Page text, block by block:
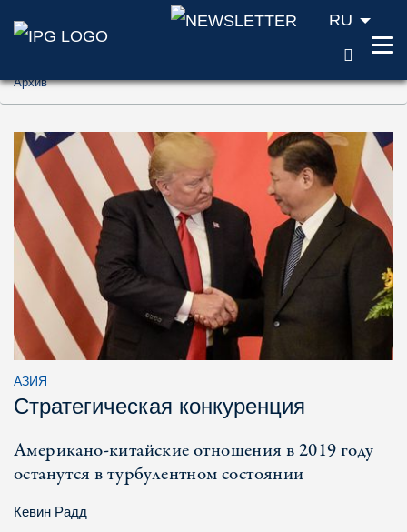
Перейти к содержанию (ключ доступа
Перейти к поиску (ключ доступа '2')
Перейти к навигации (ключ доступа '3')
RU
Архив
АЗИЯ
Стратегическая конкуренция
Американо-китайские отношения в 2019 году
останутся в турбулентном состоянии
Кевин Радд